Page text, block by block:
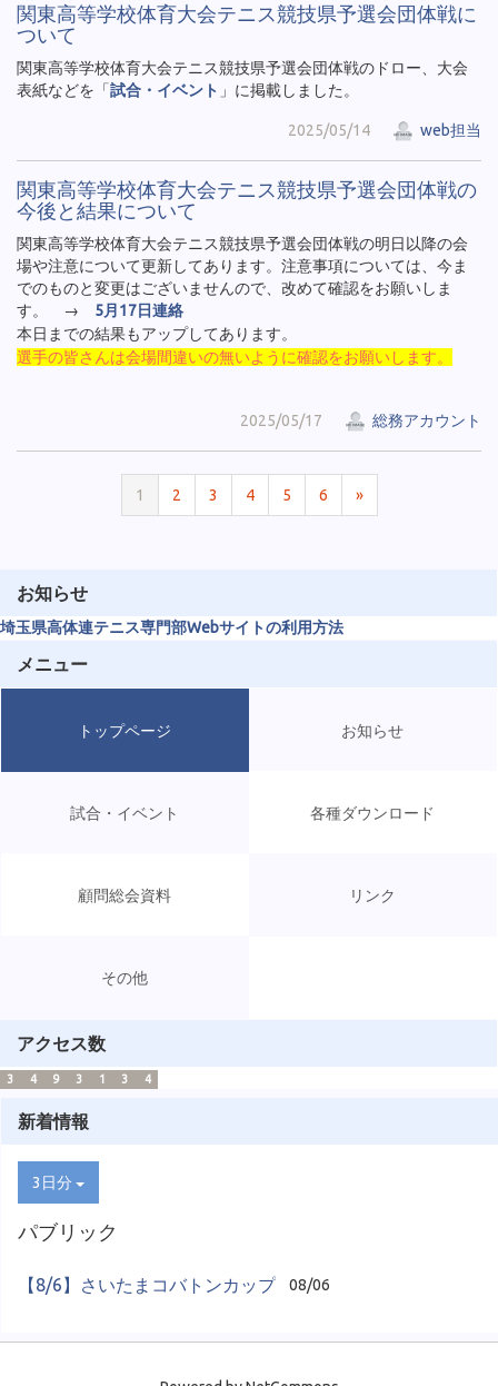
関東高等学校体育大会テニス競技県予選会団体戦に
ついて
関東高等学校体育大会テニス競技県予選会団体戦のドロー、大会
表紙などを「試合・イベント 」に掲載しました。
2025/05/14 web担当
関東高等学校体育大会テニス競技県予選会団体戦の
今後と結果について
関東高等学校体育大会テニス競技県予選会団体戦の明日以降の会
場や注意について更新してあります。注意事項については、今ま
でのものと変更はございませんので、改めて確認をお願いしま
す。 → 5月17日連絡
本日までの結果もアップしてあります。
選手の皆さんは会場間違いの無いように確認をお願いします。
2025/05/17 総務アカウント
1 2 3 4 5 6 »
お知らせ
埼玉県高体連テニス専門部Webサイトの利用方法
メニュー
トップページ お知らせ
試合・イベント 各種ダウンロード
顧問総会資料 リンク
その他
アクセス数
3 4 9 3 1 3 4
新着情報
3日分
パブリック
【8/6】さいたまコバトンカップ 08/06